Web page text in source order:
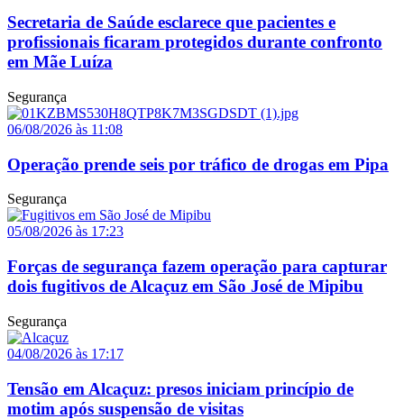
Secretaria de Saúde esclarece que pacientes e
profissionais ficaram protegidos durante confronto
em Mãe Luíza
Segurança
06/08/2026 às 11:08
Operação prende seis por tráfico de drogas em Pipa
Segurança
05/08/2026 às 17:23
Forças de segurança fazem operação para capturar
dois fugitivos de Alcaçuz em São José de Mipibu
Segurança
04/08/2026 às 17:17
Tensão em Alcaçuz: presos iniciam princípio de
motim após suspensão de visitas